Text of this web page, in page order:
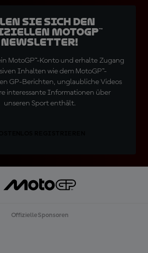
Sie sich den
MotoGP™
Newsletter!
MotoGP™-Konto und erhalte Zugang
Inhalten wie dem MotoGP™-
GP-Berichten, unglaubliche Videos
interessante Informationen über
unseren Sport enthält.
Offizielle Sponsoren